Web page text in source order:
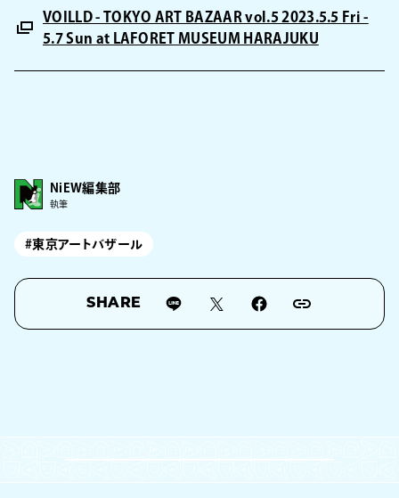
VOILLD - TOKYO ART BAZAAR vol.5 2023.5.5 Fri -
5.7 Sun at LAFORET MUSEUM HARAJUKU
NiEW編集部
執筆
#東京アートバザール
SHARE